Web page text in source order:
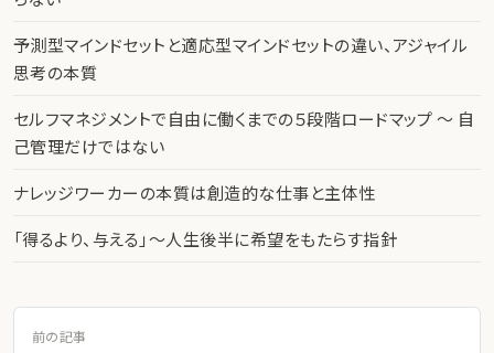
予測型マインドセットと適応型マインドセットの違い、アジャイル
思考の本質
セルフマネジメントで自由に働くまでの５段階ロードマップ 〜 自
己管理だけではない
ナレッジワーカーの本質は創造的な仕事と主体性
「得るより、与える」〜人生後半に希望をもたらす指針
前の記事